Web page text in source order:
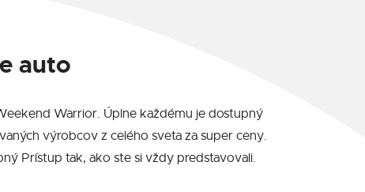
auto
Warrior. Úplne každému je dostupný
výrobcov z celého sveta za super ceny.
Prístup tak, ako ste si vždy predstavovali.